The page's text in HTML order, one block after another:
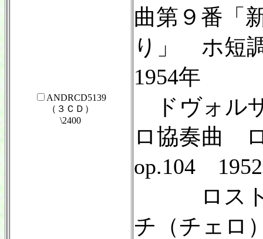
ANDRCD5139
（３ＣＤ）
\2400
曲第９番「
り」 ホ
1954年
ドヴォル
ロ協奏曲
op.104
ロスト
チ（チェロ